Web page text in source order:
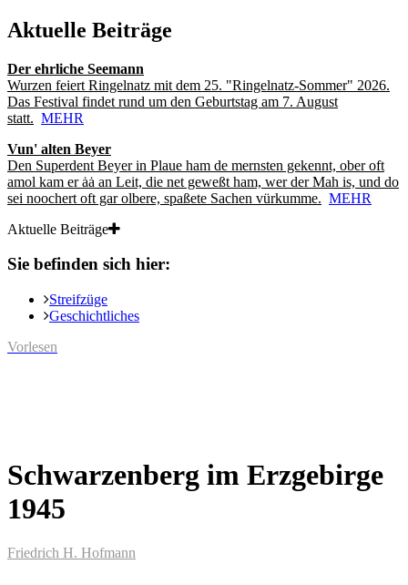
Aktuelle Beiträge
Der ehrliche Seemann
Wurzen feiert Ringelnatz mit dem 25. "Ringelnatz-Sommer" 2026.
Das Festival findet rund um den Geburtstag am 7. August
statt. MEHR
Vun' alten Beyer
Den Superdent Beyer in Plaue ham de mernsten gekennt, ober oft
amol kam er ȧȧ an Leit, die net geweßt ham, wer der Mah is, und do
sei noochert oft gar olbere, spaßete Sachen vürkumme. MEHR
Aktuelle Beiträge
Sie befinden sich hier:
Streifzüge
Geschichtliches
Vorlesen
Schwarzenberg im Erzgebirge
1945
Friedrich H. Hofmann